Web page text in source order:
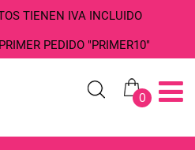
TIENEN IVA INCLUIDO
PEDIDO "PRIMER10"
0